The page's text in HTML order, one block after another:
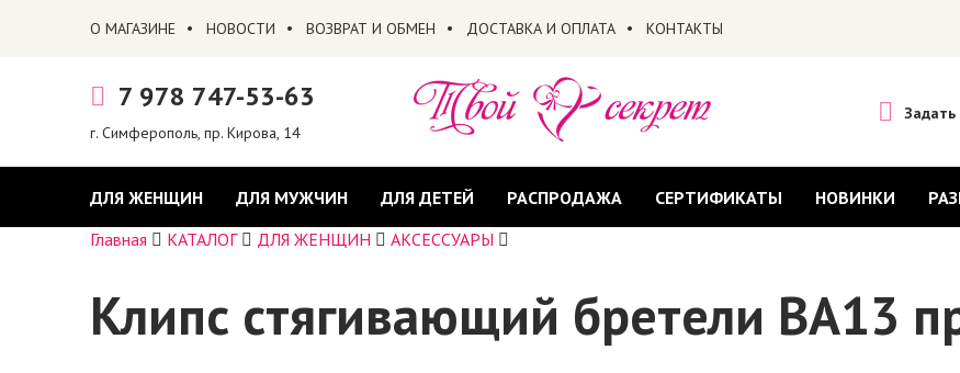
О МАГАЗИНЕ НОВОСТИ ВОЗВРАТ И ОБМЕН ДОСТАВКА И ОПЛАТА КОНТАКТЫ
7 978 747-53-63
г. Симферополь, пр. Кирова, 14
Задать
ДЛЯ ЖЕНЩИН ДЛЯ МУЖЧИН ДЛЯ ДЕТЕЙ РАСПРОДАЖА СЕРТИФИКАТЫ НОВИНКИ
Главная
КАТАЛОГ ДЛЯ ЖЕНЩИН АКСЕССУАРЫ
Клипс стягивающий бретели BA13